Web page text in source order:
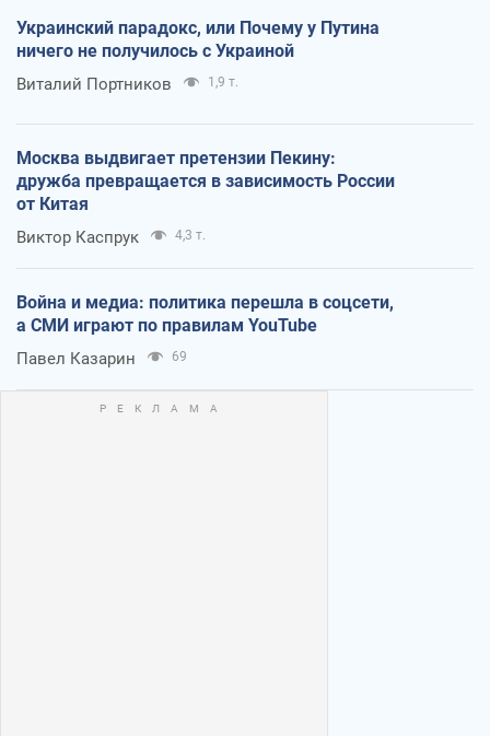
Украинский парадокс, или Почему у Путина
ничего не получилось с Украиной
Виталий Портников 1,9 т.
Москва выдвигает претензии Пекину:
дружба превращается в зависимость России
от Китая
Виктор Каспрук 4,3 т.
Война и медиа: политика перешла в соцсети,
а СМИ играют по правилам YouTube
Павел Казарин 69